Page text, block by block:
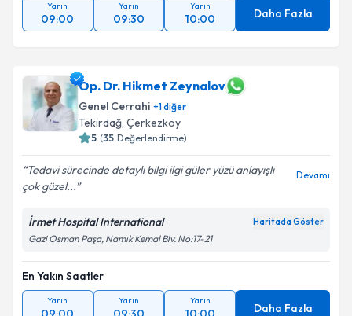
Yarın
09:00
Yarın
09:30
Yarın
10:00 Daha Fazla
Op. Dr. Hikmet Zeynalov
Genel Cerrahi +1diğer
Tekirdağ, Çerkezköy
5 (35 Değerlendirme)
Tedavi sürecinde detaylı bilgi ilgi güler yüzü anlayışlı
çok güzel...
Devamı
İrmet Hospital International Haritada Göster
Gazi Osman Paşa, Namık Kemal Blv. No:17-21
En Yakın Saatler
Yarın Yarın Yarın
Daha Fazla